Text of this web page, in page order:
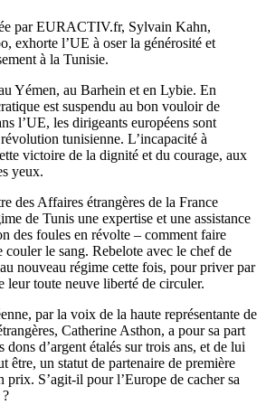
par EURACTIV.fr, Sylvain Kahn,
exhorte l’UE à oser la générosité et
à la Tunisie.
Yémen, au Barhein et en Lybie. En
est suspendu au bon vouloir de
l’UE, les dirigeants européens sont
tunisienne. L’incapacité à
victoire de la dignité et du courage, aux
yeux.
des Affaires étrangères de la France
de Tunis une expertise et une assistance
des foules en révolte – comment faire
couler le sang. Rebelote avec le chef de
nouveau régime cette fois, pour priver par
leur toute neuve liberté de circuler.
par la voix de la haute représentante de
Catherine Asthon, a pour sa part
dons d’argent étalés sur trois ans, et de lui
être, un statut de partenaire de première
prix. S’agit-il pour l’Europe de cacher sa